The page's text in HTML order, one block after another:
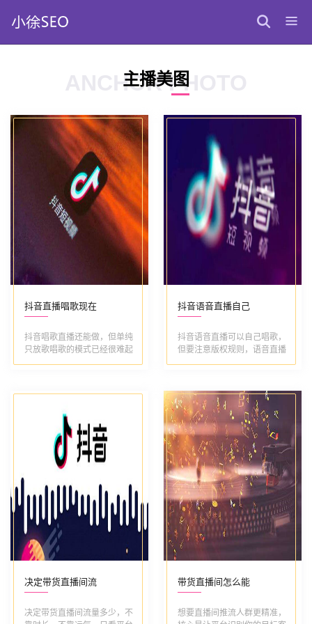
主播美图
ANCHOR PHOTO
抖音直播唱歌现在
抖音唱歌直播还能做，但单纯
只放歌唱歌的模式已经很难起
号，赛道内卷...
抖音语音直播自己
抖音语音直播可以自己唱歌，
但要注意版权规则，语音直播
同样会做音频...
决定带货直播间流
决定带货直播间流量多少，不
带货直播间怎么能
想要直播间推流人群更精准，